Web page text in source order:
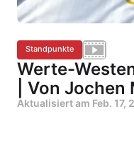
Standpunkte
Werte-
| Von
Aktualisiert am Feb. 17,